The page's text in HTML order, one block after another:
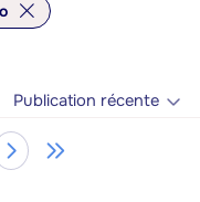
Publication récente